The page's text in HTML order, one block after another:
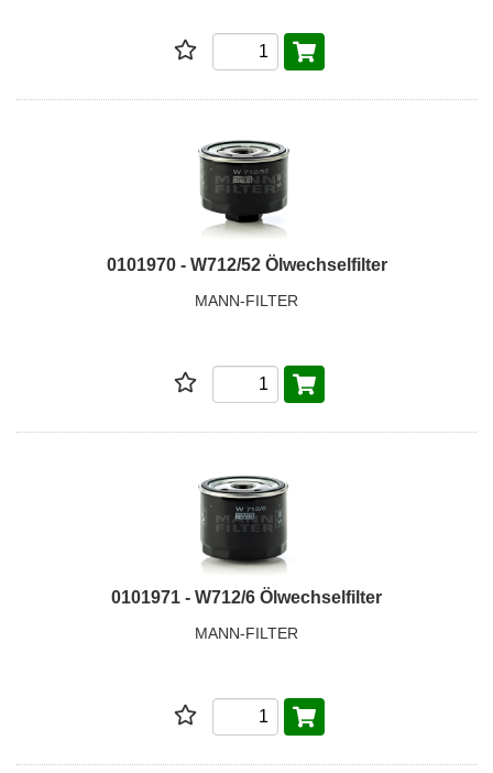
0101970 - W712/52 Ölwechselfilter
MANN-FILTER
0101971 - W712/6 Ölwechselfilter
MANN-FILTER